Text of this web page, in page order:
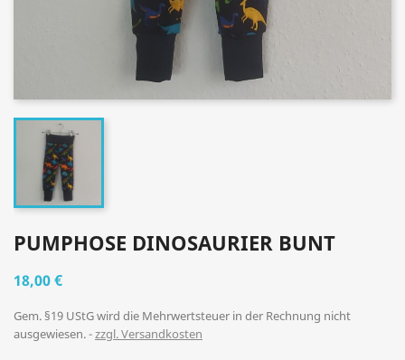
PUMPHOSE DINOSAURIER BUNT
18,00 €
Gem. §19 UStG wird die Mehrwertsteuer in der Rechnung nicht
ausgewiesen. zzgl. Versandkosten